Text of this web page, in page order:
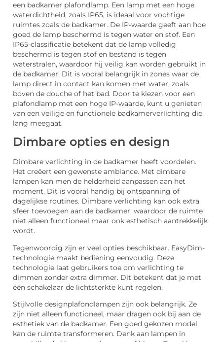
een badkamer plafondlamp. Een lamp met een hoge
waterdichtheid, zoals IP65, is ideaal voor vochtige
ruimtes zoals de badkamer. De IP-waarde geeft aan hoe
goed de lamp beschermd is tegen water en stof. Een
IP65-classificatie betekent dat de lamp volledig
beschermd is tegen stof en bestand is tegen
waterstralen, waardoor hij veilig kan worden gebruikt in
de badkamer. Dit is vooral belangrijk in zones waar de
lamp direct in contact kan komen met water, zoals
boven de douche of het bad. Door te kiezen voor een
plafondlamp met een hoge IP-waarde, kunt u genieten
van een veilige en functionele badkamerverlichting die
lang meegaat.
Dimbare opties en design
Dimbare verlichting in de badkamer heeft voordelen.
Het creëert een gewenste ambiance. Met dimbare
lampen kan men de helderheid aanpassen aan het
moment. Dit is vooral handig bij ontspanning of
dagelijkse routines. Dimbare verlichting kan ook extra
sfeer toevoegen aan de badkamer, waardoor de ruimte
niet alleen functioneel maar ook esthetisch aantrekkelijk
wordt.
Tegenwoordig zijn er veel opties beschikbaar. EasyDim-
technologie maakt bediening eenvoudig. Deze
technologie laat gebruikers toe om verlichting te
dimmen zonder extra dimmer. Dit betekent dat je met
één schakelaar de lichtsterkte kunt regelen.
Stijlvolle designplafondlampen zijn ook belangrijk. Ze
zijn niet alleen functioneel, maar dragen ook bij aan de
esthetiek van de badkamer. Een goed gekozen model
kan de ruimte transformeren. Denk aan lampen in